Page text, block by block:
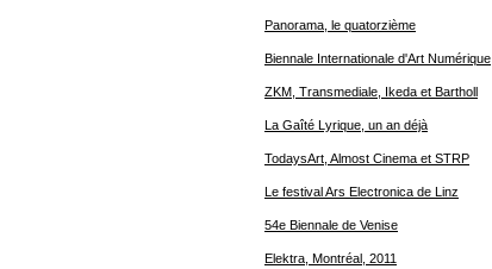
Panorama, le quatorzième
Biennale Internationale d'Art Numérique
ZKM, Transmediale, Ikeda et Bartholl
La Gaîté Lyrique, un an déjà
TodaysArt, Almost Cinema et STRP
Le festival Ars Electronica de Linz
54e Biennale de Venise
Elektra, Montréal, 2011